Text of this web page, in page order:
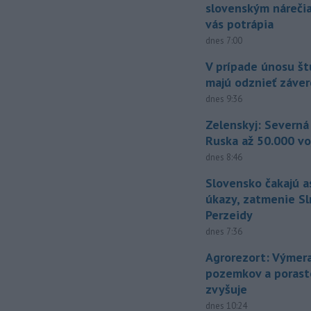
slovenským
vás potrápia
dnes 7:00
V prípade únosu
majú odznieť
dnes 9:36
Zelenskyj:
Ruska až 50.000
dnes 8:46
Slovensko čakajú
úkazy, zatmenie
Perzeidy
dnes 7:36
Agrorezort:
pozemkov a
zvyšuje
dnes 10:24